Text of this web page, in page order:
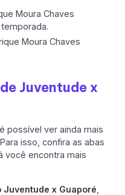
Moura Chaves
Moura Chaves
Juventude x
possível ver ainda mais
isso, confira as abas
você encontra mais
Juventude x Guaporé